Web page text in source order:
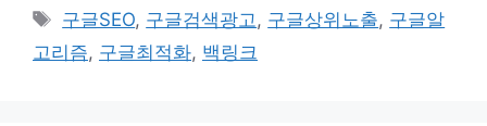
Tags
구글SEO, 구글검색광고, 구글상위노출, 구글알
고리즘, 구글최적화, 백링크